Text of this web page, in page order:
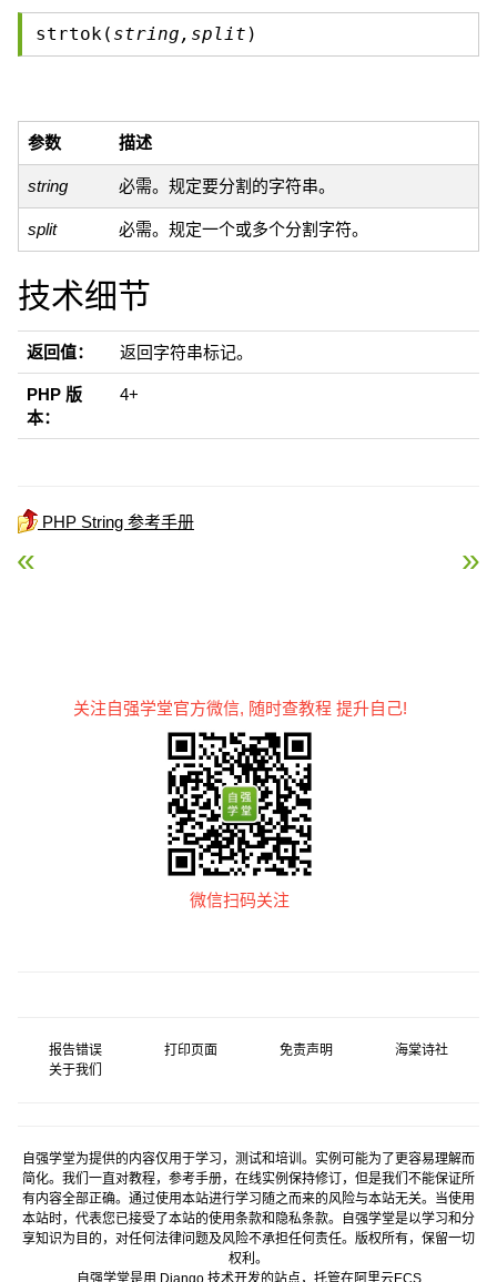
strtok( string,split )
参数 描述
string 必需。规定要分割的字符串。
split 必需。规定一个或多个分割字符。
技术细节
返回值： 返回字符串标记。
PHP 版
本：
4+
PHP String 参考手册
« PHP strstr() 函数 PHP strtolower() 函数 »
关注自强学堂官方微信, 随时查教程 提升自己!
微信扫码关注
报告错误 打印页面 免责声明
海棠诗社
关于我们
自强学堂为提供的内容仅用于学习，测试和培训。实例可能为了更容易理解而
简化。我们一直对教程，参考手册，在线实例保持修订，但是我们不能保证所
有内容全部正确。通过使用本站进行学习随之而来的风险与本站无关。当使用
本站时，代表您已接受了本站的使用条款和隐私条款。自强学堂是以学习和分
享知识为目的，对任何法律问题及风险不承担任何责任。版权所有，保留一切
权利。
自强学堂是用 Django技术开发的站点，托管在阿里云ECS